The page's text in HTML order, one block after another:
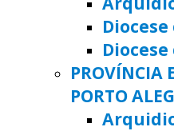
Diocese
PROVÍNCIA
PORTO